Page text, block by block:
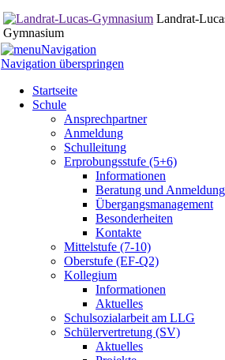
Landrat-
Gymnasium
Navigation
Navigation überspringen
Startseite
Schule
Ansprechpartner
Anmeldung
Schulleitung
Erprobungsstufe (5+6)
Informationen
Beratung und Anmeldung
Übergangsmanagement
Besonderheiten
Kontakte
Mittelstufe (7-10)
Oberstufe (EF-Q2)
Kollegium
Informationen
Aktuelles
Schulsozialarbeit am LLG
Schülervertretung (SV)
Aktuelles